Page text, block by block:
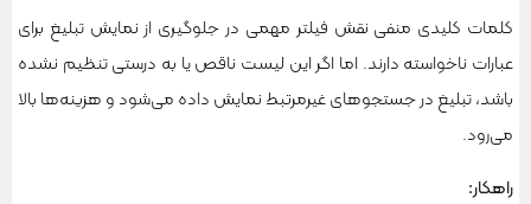
کلمات کلیدی منفی نقش فیلتر مهمی در جلوگیری از نمایش تبلیغ برای
عبارات ناخواسته دارند. اما اگر این لیست ناقص یا به درستی تنظیم نشده
باشد، تبلیغ در جستجوهای غیرمرتبط نمایش داده می‌شود و هزینه‌ها بالا
می‌رود.
راهکار: